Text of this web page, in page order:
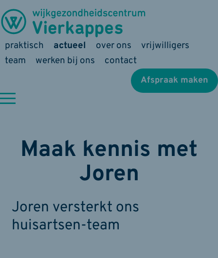
praktisch actueel over ons
vrijwilligers
team
werken bij ons contact
Afspraak maken
Maak kennis met
Joren
Joren versterkt ons
huisartsen-team